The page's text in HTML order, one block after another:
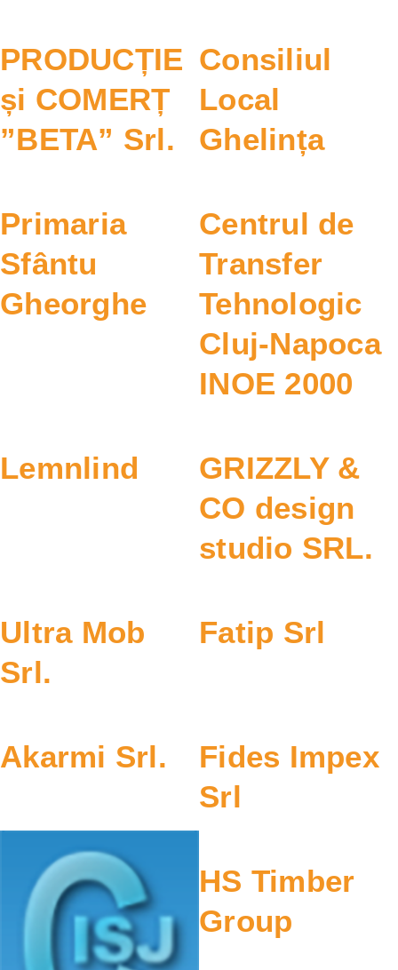
PRODUCȚIE
și COMERȚ
”BETA” Srl.
Consiliul
Local
Ghelința
Primaria
Sfântu
Gheorghe
Centrul de
Transfer
Tehnologic
Cluj-Napoca
INOE 2000
Lemnlind
GRIZZLY &
CO design
studio SRL.
Ultra Mob
Srl.
Fatip Srl
Akarmi Srl.
Fides Impex
Srl
HS Timber
Group